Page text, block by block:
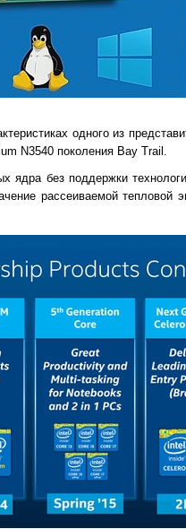
одного из
N3540 поколения Bay Trail.
ядра без поддержки
рассеиваемой тепловой